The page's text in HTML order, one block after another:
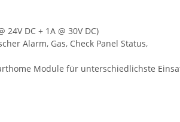
DC + 1A @ 30V DC)
Alarm, Gas, Check Panel Status,
Module für unterschiedlichste